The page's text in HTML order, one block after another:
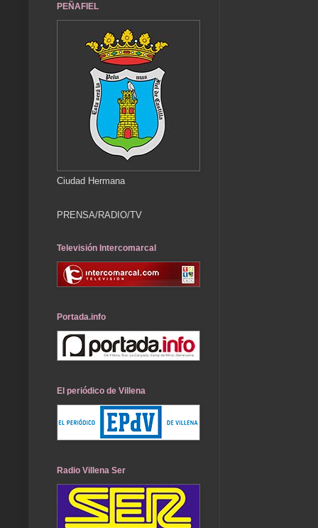
PEÑAFIEL
Ciudad Hermana
PRENSA/RADIO/TV
Televisión Intercomarcal
Portada.info
El periódico de Villena
Radio Villena Ser